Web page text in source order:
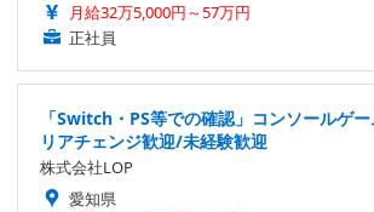
月給32万5,000円～57万円
正社員
「Switch・PS等での確認」コンソールゲ
リアチェンジ歓迎/未経験歓迎
株式会社LOP
愛知県